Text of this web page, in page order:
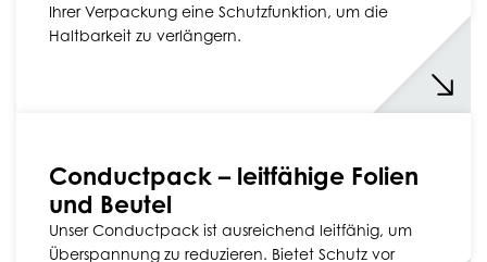
Ihrer Verpackung eine Schutzfunktion, um die
Haltbarkeit zu verlängern.
Conductpack – leitfähige Folien
und Beutel
Unser Conductpack ist ausreichend leitfähig, um
Überspannung zu reduzieren. Bietet Schutz vor